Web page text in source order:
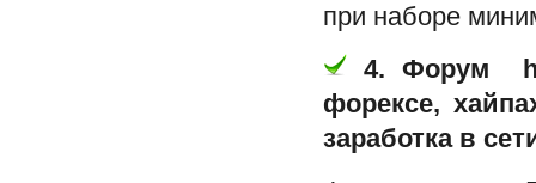
при наборе
4. Форум
форексе,
заработка в